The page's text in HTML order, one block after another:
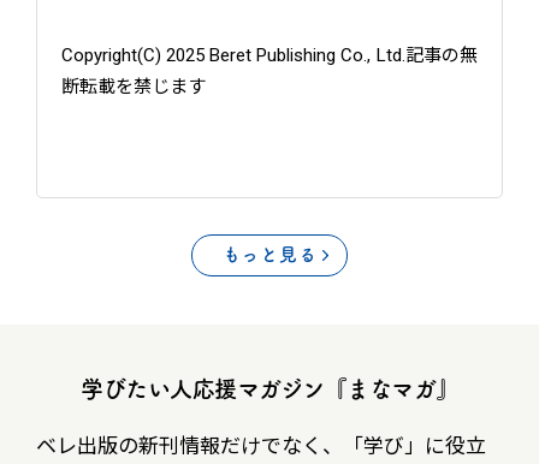
Copyright(C) 2025 Beret Publishing Co., Ltd.記事の無
断転載を禁じます
もっと見る
学びたい人応援マガジン『まなマガ』
ベレ出版の新刊情報だけでなく、
「学び」に役立